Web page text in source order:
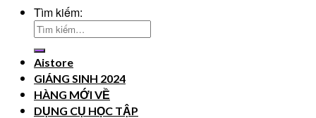
Tìm kiếm:
Aistore
GIÁNG SINH 2024
HÀNG MỚI VỀ
DỤNG CỤ HỌC TẬP